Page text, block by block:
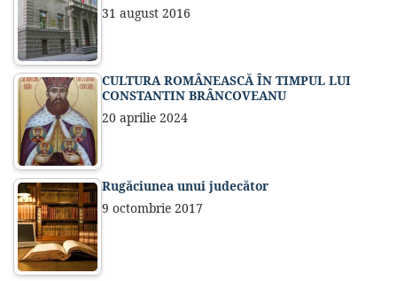
31 august 2016
CULTURA ROMÂNEASCĂ ÎN TIMPUL LUI
CONSTANTIN BRÂNCOVEANU
20 aprilie 2024
Rugăciunea unui judecător
9 octombrie 2017